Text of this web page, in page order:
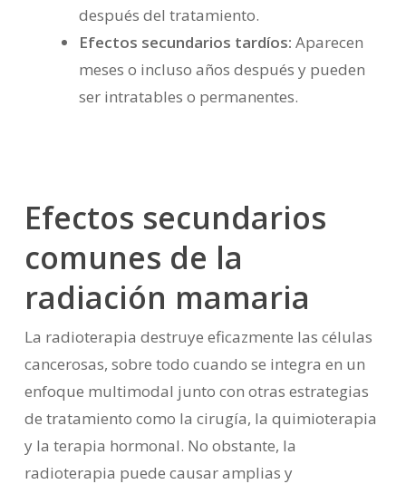
después del tratamiento.
Efectos secundarios tardíos: Aparecen
meses o incluso años después y pueden
ser intratables o permanentes.
Efectos secundarios
comunes de la
radiación mamaria
La radioterapia destruye eficazmente las células
cancerosas, sobre todo cuando se integra en un
enfoque multimodal junto con otras estrategias
de tratamiento como la cirugía, la quimioterapia
y la terapia hormonal. No obstante, la
radioterapia puede causar amplias y